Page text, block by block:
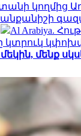
կողմից
Al Arabiya.
կտրուկ
մենք